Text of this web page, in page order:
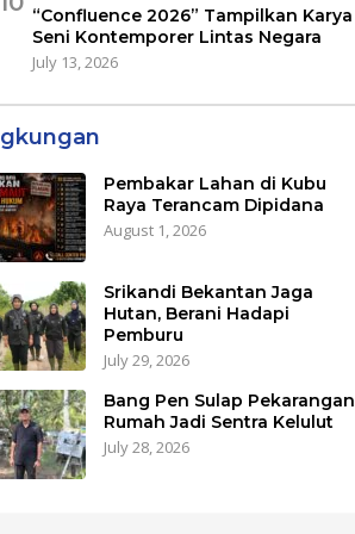
“Confluence 2026” Tampilkan Karya
Seni Kontemporer Lintas Negara
July 13, 2026
Pembakar Lahan di Kubu
Raya Terancam Dipidana
August 1, 2026
Srikandi Bekantan Jaga
Hutan, Berani Hadapi
Pemburu
July 29, 2026
Bang Pen Sulap Pekarangan
Rumah Jadi Sentra Kelulut
July 28, 2026